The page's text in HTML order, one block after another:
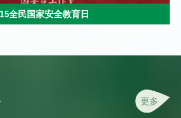
全民国家安全教育日
更多